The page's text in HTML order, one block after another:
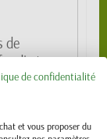
de
et un
de confidentialité
et vous proposer du